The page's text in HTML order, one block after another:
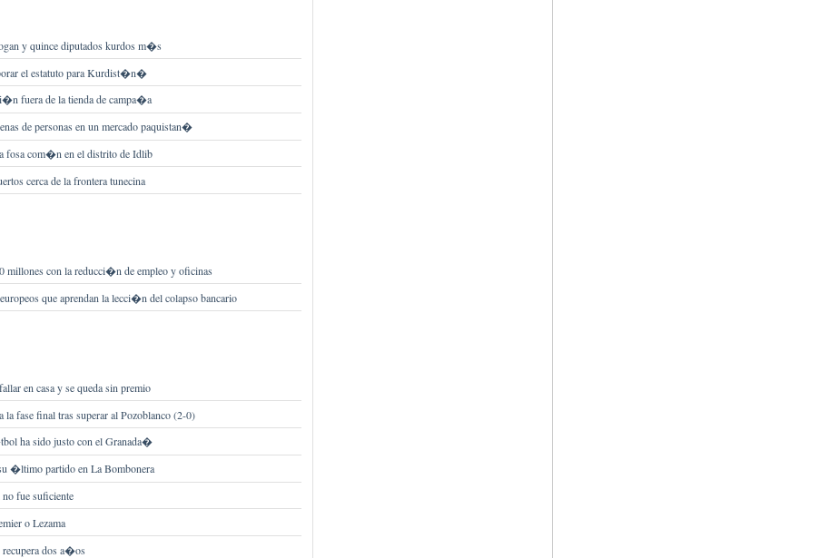
y quince diputados kurdos m�s
el estatuto para Kurdist�n�
fuera de la tienda de campa�a
de personas en un mercado paquistan�
fosa com�n en el distrito de Idlib
cerca de la frontera tunecina
con la reducci�n de empleo y oficinas
que aprendan la lecci�n del colapso bancario
en casa y se queda sin premio
la fase final tras superar al Pozoblanco (2-0)
ha sido justo con el Granada�
�ltimo partido en La Bombonera
fue suficiente
o Lezama
dos a�os